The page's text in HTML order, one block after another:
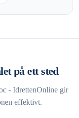
på ett sted
- IdrettenOnline gir
effektivt.